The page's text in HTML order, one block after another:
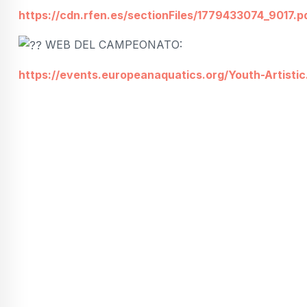
https://cdn.rfen.es/sectionFiles/
WEB DEL CAMPEONATO:
https://events.europeanaquatics.org/Youth-